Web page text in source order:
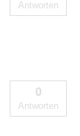
Antworten
0
Antworten